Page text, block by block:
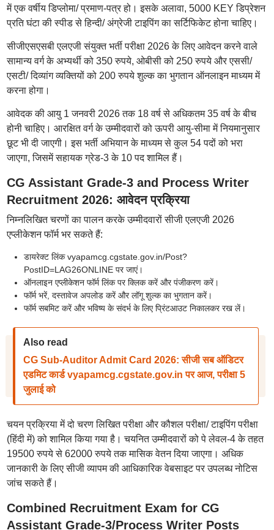
में एक वर्षीय डिप्लोमा/ प्रमाण-पत्र हो। इसके अलावा, 5000 KEY डिप्रेशन
प्रति घंटा की स्पीड से हिन्दी/ अंग्रेजी टाइपिंग का सर्टिफिकेट होना चाहिए।
सीजीएसएसबी एलएजी संयुक्त भर्ती परीक्षा 2026 के लिए आवेदन करने वाले
सामान्य वर्ग के अभ्यर्थी को 350 रुपये, ओबीसी को 250 रुपये और एससी/
एसटी/ दिव्यांग व्यक्तियों को 200 रुपये शुल्क का भुगतान ऑनलाइन माध्यम में
करना होगा।
आवेदक की आयु 1 जनवरी 2026 तक 18 वर्ष से अधिकतम 35 वर्ष के बीच
होनी चाहिए। आरक्षित वर्ग के उम्मीदवारों को ऊपरी आयु-सीमा में नियमानुसार
छूट भी दी जाएगी। इस भर्ती अभियान के माध्यम से कुल 54 पदों को भरा
जाएगा, जिसमें सहायक ग्रेड-3 के 10 पद शामिल हैं।
CG Assistant Grade-3 and Process Writer
Recruitment 2026: आवेदन प्रक्रिया
निम्नलिखित चरणों का पालन करके उम्मीदवारों सीजी एलएजी 2026
एप्लीकेशन फॉर्म भर सकते हैं:
डायरेक्ट लिंक vyapamcg.cgstate.gov.in/Post?
PostID=LAG26ONLINE पर जाएं।
ऑनलाइन एप्लीकेशन फॉर्म लिंक पर क्लिक करें और पंजीकरण करें।
फॉर्म भरें, दस्तावेज अपलोड करें और लॉगू शुल्क का भुगतान करें।
फॉर्म सबमिट करें और भविष्य के संदर्भ के लिए प्रिंटआउट निकालकर रख लें।
Also read
CG Sub-Auditor Admit Card 2026: सीजी सब ऑडिटर
एडमिट कार्ड vyapamcg.cgstate.gov.in पर आज, परीक्षा 5
जुलाई को
चयन प्रक्रिया में दो चरण लिखित परीक्षा और कौशल परीक्षा/ टाइपिंग परीक्षा
(हिंदी में) को शामिल किया गया है। चयनित उम्मीदवारों को पे लेवल-4 के तहत
19500 रुपये से 62000 रुपये तक मासिक वेतन दिया जाएगा। अधिक
जानकारी के लिए सीजी व्यापम की आधिकारिक वेबसाइट पर उपलब्ध नोटिस
जांच सकते हैं।
Combined Recruitment Exam for CG
Assistant Grade-3/Process Writer Posts